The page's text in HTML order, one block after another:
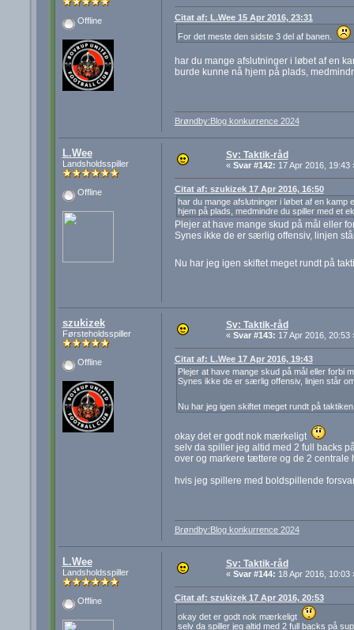
Offline
Citat af: L.Wee 15 Apr 2016, 23:31
For det meste den sidste 3 del af banen.
har du mange afslutninger i løbet af en
burde kunne nå hjem på plads,
Brøndby:Blog konkurrence 2024
L.Wee
Landsholdsspiller
Offline
Sv: Taktik-råd
« Svar #142: 17 Apr 2016, 19:43
Citat af: szukizek 17 Apr 2016, 16:50
har du mange afslutninger i løbet af en kamp
hjem på plads, medmindre du spiller med et
Plejer at have mange skud på mål eller
Synes ikke de er særlig offensiv, linjen
Nu har jeg igen skiftet meget rundt på
szukizek
Førsteholdsspiller
Offline
Sv: Taktik-råd
« Svar #143: 17 Apr 2016, 20:53
Citat af: L.Wee 17 Apr 2016, 19:43
Plejer at have mange skud på mål eller forbi
Synes ikke de er særlig offensiv, linjen står
Nu har jeg igen skiftet meget rundt på
okay det er godt nok mærkeligt
selv da spiller jeg altid med 2 full backs
over og markere tættere og de 2 centrale
hvis jeg spillere med boldspillende
Brøndby:Blog konkurrence 2024
L.Wee
Landsholdsspiller
Offline
Sv: Taktik-råd
« Svar #144: 18 Apr 2016, 10:03
Citat af: szukizek 17 Apr 2016, 20:53
okay det er godt nok mærkeligt
selv da spiller jeg altid med 2 full backs på